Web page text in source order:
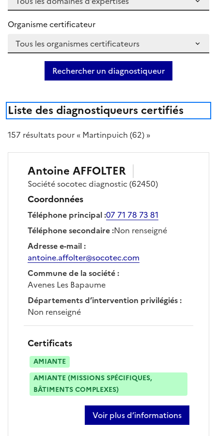
Organisme certificateur
Rechercher un diagnostiqueur
Liste des diagnostiqueurs certifiés
157 résultats pour « Martinpuich (62) »
Antoine AFFOLTER
Sociétésocotec diagnostic(62450)
Coordonnées
Téléphone principal:07 71 78 73 81
Téléphone secondaire:Non renseigné
Adresse e-mail:
antoine.affolter@socotec.com
Commune de la société:
Avenes Les Bapaume
Départements d’intervention privilégiés:
Non renseigné
Certificats
AMIANTE
AMIANTE (MISSIONS SPÉCIFIQUES,
BÂTIMENTS COMPLEXES)
Voir plus d’informations
sur antoine affolter